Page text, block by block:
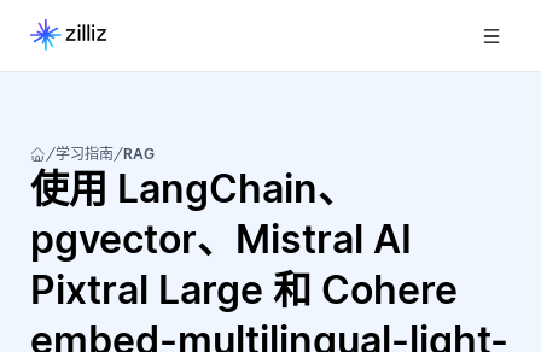
学习指南 RAG
使用 LangChain、
pgvector、Mistral AI
Pixtral Large 和 Cohere
embed-multilingual-light-